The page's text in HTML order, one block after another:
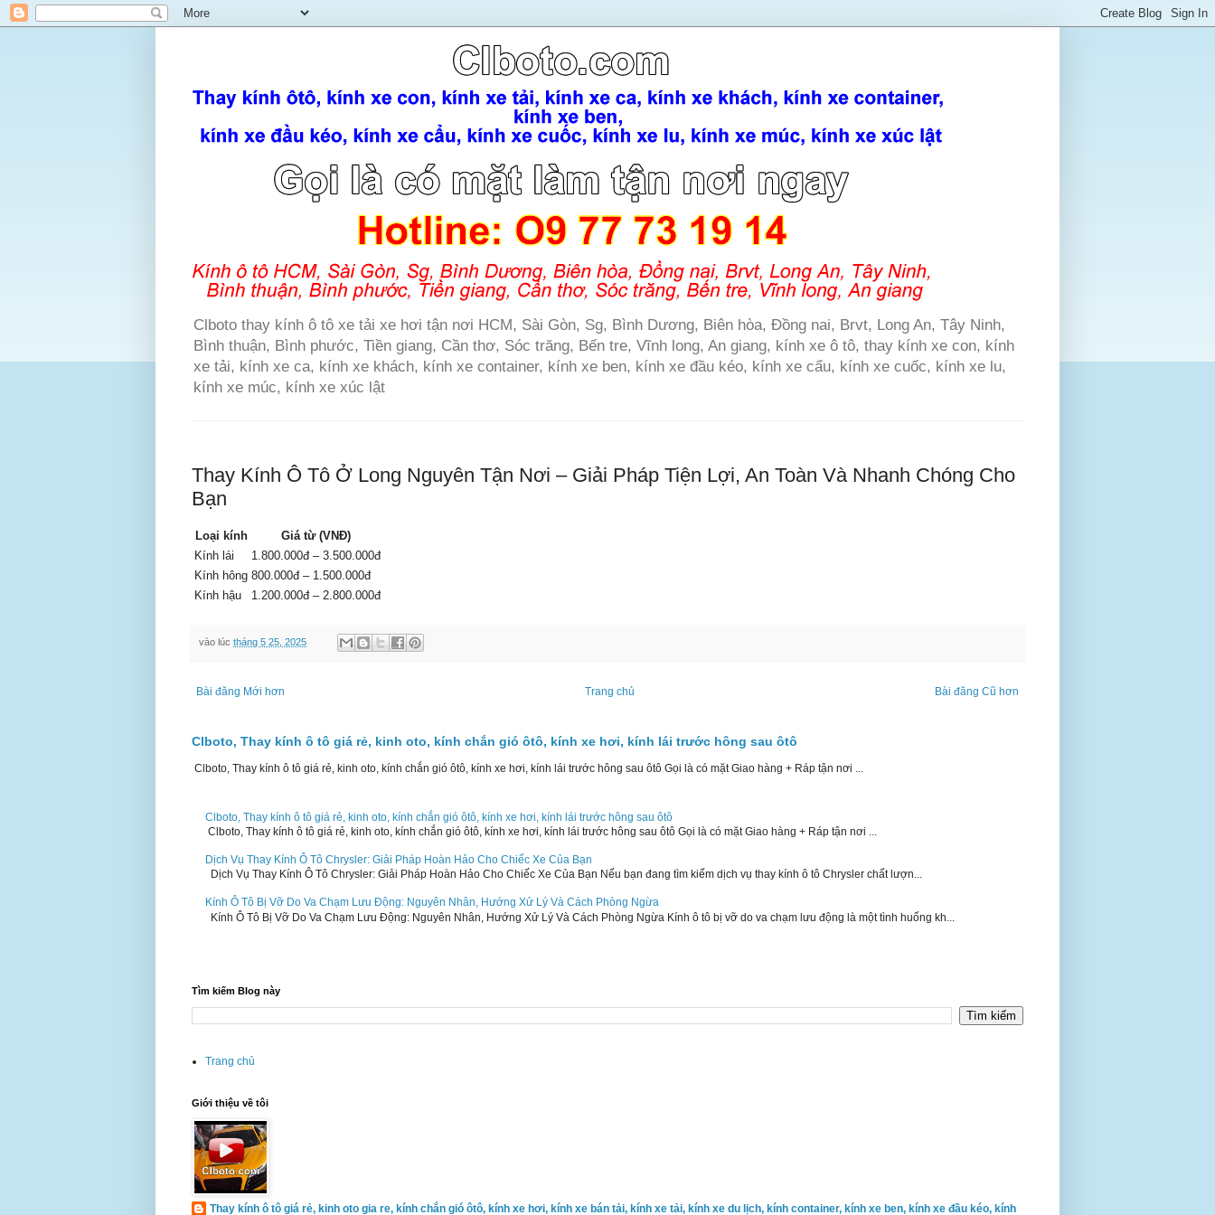
Clboto thay kính ô tô xe tải xe hơi tận nơi HCM, Sài Gòn, Sg, Bình Dương, Biên hòa, Đồng nai, Brvt, Long An, Tây Ninh,
Bình thuận, Bình phước, Tiền giang, Cần thơ, Sóc trăng, Bến tre, Vĩnh long, An giang, kính xe ô tô, thay kính xe con, kính
xe tải, kính xe ca, kính xe khách, kính xe container, kính xe ben, kính xe đầu kéo, kính xe cẩu, kính xe cuốc, kính xe lu,
kính xe múc, kính xe xúc lật
Thay Kính Ô Tô Ở Long Nguyên Tận Nơi – Giải Pháp Tiện Lợi, An Toàn Và Nhanh Chóng Cho
Bạn
Loại kính
Giá từ (VNĐ)
Kính lái
1.800.000đ – 3.500.000đ
Kính hông 800.000đ – 1.500.000đ
Kính hậu
1.200.000đ – 2.800.000đ
vào lúc tháng 5 25, 2025
Bài đăng Mới hơn Bài đăng Cũ hơn
Trang chủ
Clboto, Thay kính ô tô giá rẻ, kinh oto, kính chắn gió ôtô, kính xe hơi, kính lái trước hông sau ôtô
Clboto, Thay kính ô tô giá rẻ, kinh oto, kính chắn gió ôtô, kính xe hơi, kính lái trước hông sau ôtô Gọi là có mặt Giao hàng + Ráp tận nơi ...
Clboto, Thay kính ô tô giá rẻ, kinh oto, kính chắn gió ôtô, kính xe hơi, kính lái trước hông sau ôtô
Clboto, Thay kính ô tô giá rẻ, kinh oto, kính chắn gió ôtô, kính xe hơi, kính lái trước hông sau ôtô Gọi là có mặt Giao hàng + Ráp tận nơi ...
Dịch Vụ Thay Kính Ô Tô Chrysler: Giải Pháp Hoàn Hảo Cho Chiếc Xe Của Bạn
Dịch Vụ Thay Kính Ô Tô Chrysler: Giải Pháp Hoàn Hảo Cho Chiếc Xe Của Bạn Nếu bạn đang tìm kiếm dịch vụ thay kính ô tô Chrysler chất lượn...
Kính Ô Tô Bị Vỡ Do Va Chạm Lưu Động: Nguyên Nhân, Hướng Xử Lý Và Cách Phòng Ngừa
Kính Ô Tô Bị Vỡ Do Va Chạm Lưu Động: Nguyên Nhân, Hướng Xử Lý Và Cách Phòng Ngừa Kính ô tô bị vỡ do va chạm lưu động là một tình huống kh...
Tìm kiếm Blog này
Trang chủ
Giới thiệu về tôi
Thay kính ô tô giá rẻ, kinh oto gia re, kính chắn gió ôtô, kính xe hơi, kính xe bán tải, kính xe tải, kính xe du lịch, kính container, kính xe ben, kính xe đầu kéo, kính